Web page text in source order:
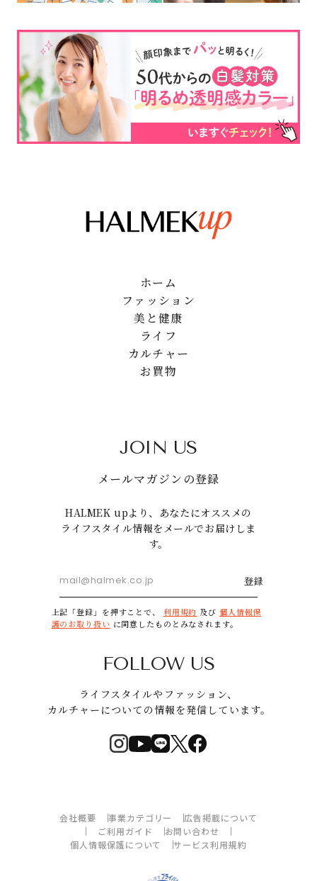
ホーム
ファッション
美と健康
ライフ
カルチャー
お買物
JOIN US
メールマガジンの登録
HALMEK upより、あなたにオススメの
ライフスタイル情報をメールでお届けしま
す。
登録
上記「登録」を押すことで、 利用規約 及び 個人情報保
護のお取り扱い に同意したものとみなされます。
FOLLOW US
ライフスタイルやファッション、
カルチャーについての情報を発信しています。
会社概要 事業カテゴリー
広告掲載について
ご利用ガイド
お問い合わせ
個人情報保護について
サービス利用規約